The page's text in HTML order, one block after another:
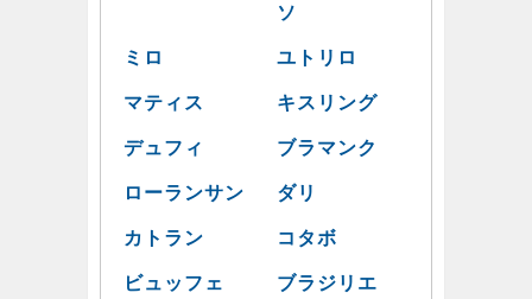
ソ
ミロ ユトリロ
マティス キスリング
デュフィ ブラマンク
ローランサン ダリ
カトラン コタボ
ビュッフェ ブラジリエ